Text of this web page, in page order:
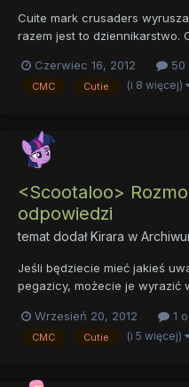
Cuite mark crusaders
razem jest to dziennikarstwo.
wasz znany i lubiany Lemuur
jestesmy CUITE MARK
Czerwiec 16, 2012 50
CMC Cutie (i 8 więcej)
<Scootaloo>
odpowiedzi
temat dodałKirara w
Jeśli będziecie mieć jakieś
pegazicy, możecie je wyrazić
Wrzesień 20, 2012
1
CMC Cutie (i 5 więcej)